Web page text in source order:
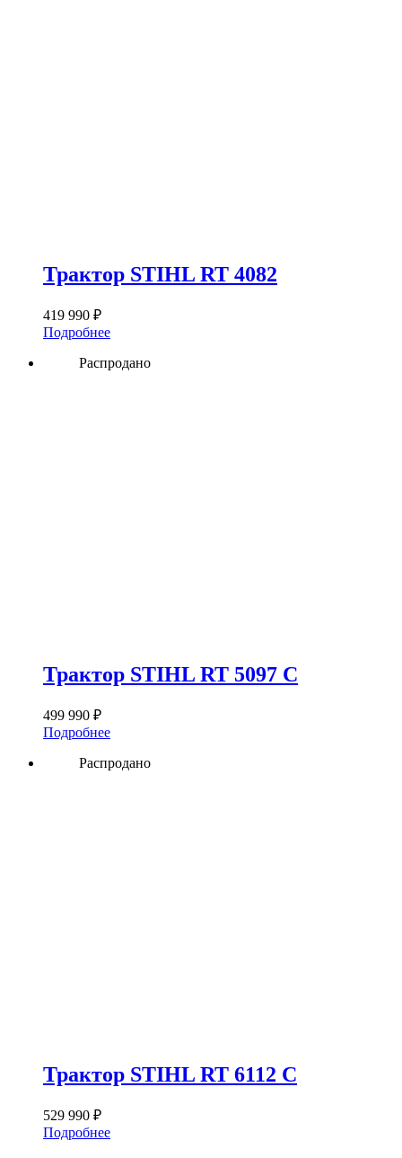
Трактор STIHL RT 4082
419 990 ₽
Подробнее
Распродано
Трактор STIHL RT 5097 C
499 990 ₽
Подробнее
Распродано
Трактор STIHL RT 6112 C
529 990 ₽
Подробнее